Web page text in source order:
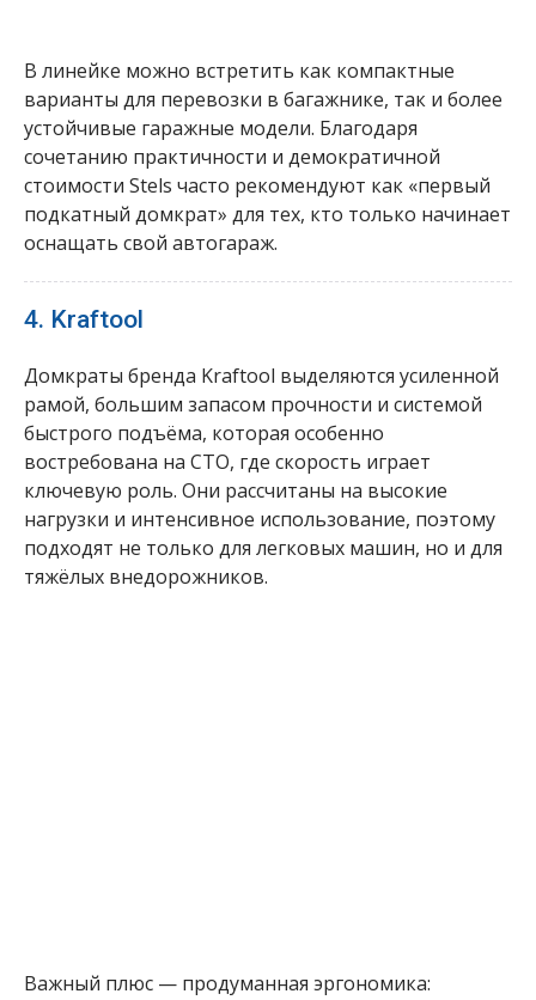
В линейке можно встретить как компактные
варианты для перевозки в багажнике, так и более
устойчивые гаражные модели. Благодаря
сочетанию практичности и демократичной
стоимости Stels часто рекомендуют как «первый
подкатный домкрат» для тех, кто только начинает
оснащать свой автогараж.
4. Kraftool
Домкраты бренда Kraftool выделяются усиленной
рамой, большим запасом прочности и системой
быстрого подъёма, которая особенно
востребована на СТО, где скорость играет
ключевую роль. Они рассчитаны на высокие
нагрузки и интенсивное использование, поэтому
подходят не только для легковых машин, но и для
тяжёлых внедорожников.
Важный плюс — продуманная эргономика: